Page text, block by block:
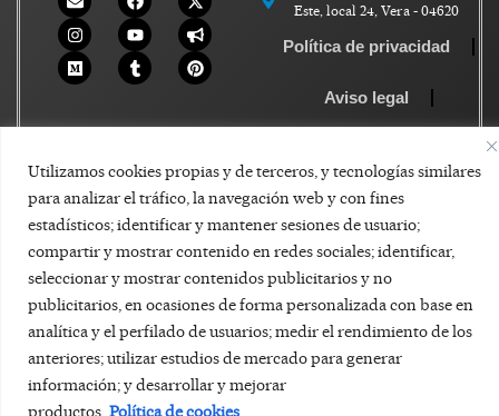
Utilizamos cookies propias y de terceros, y tecnologías similares
para analizar el tráfico, la navegación web y con fines
estadísticos; identificar y mantener sesiones de usuario;
compartir y mostrar contenido en redes sociales; identificar,
seleccionar y mostrar contenidos publicitarios y no
publicitarios, en ocasiones de forma personalizada con base en
analítica y el perfilado de usuarios; medir el rendimiento de los
anteriores; utilizar estudios de mercado para generar
información; y desarrollar y mejorar
productos. Política de cookies
Este, local 24, Vera - 04620
Política de privacidad
Aviso legal